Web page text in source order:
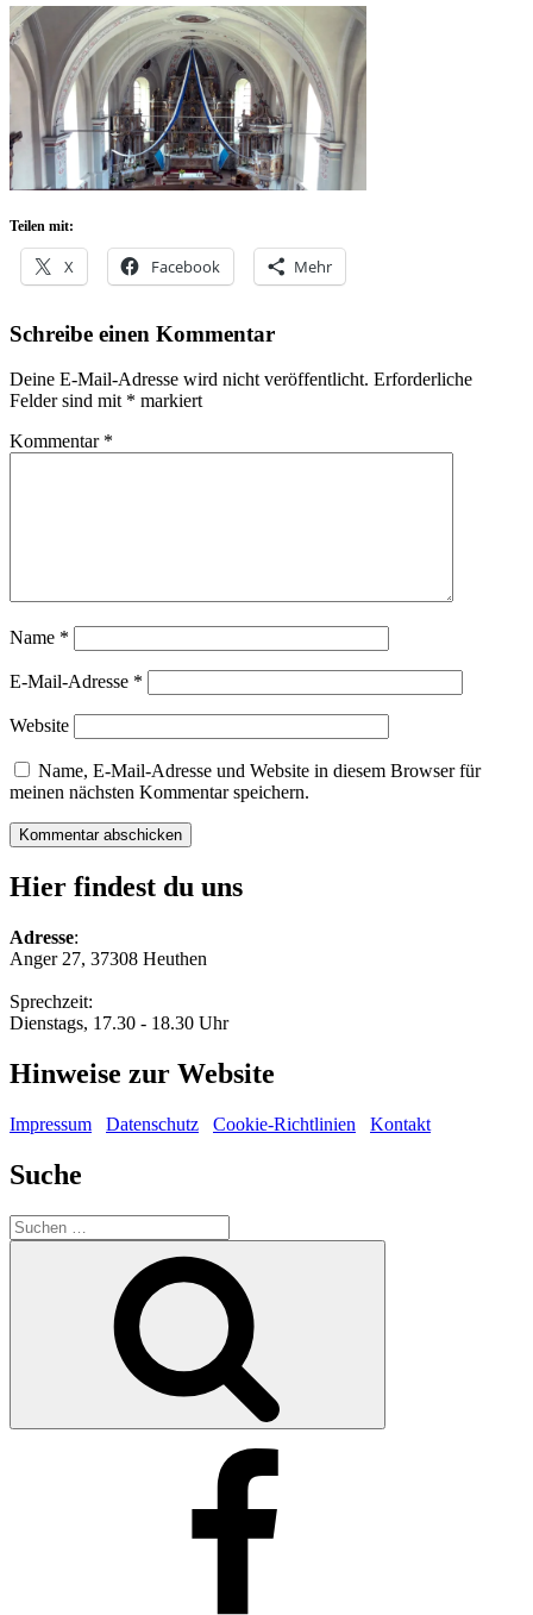
Teilen mit:
X Facebook Mehr
Schreibe einen Kommentar
Deine E-Mail-Adresse wird nicht veröffentlicht. Erforderliche
Felder sind mit * markiert
Kommentar *
Name *
E-Mail-Adresse *
Website
Name, E-Mail-Adresse und Website in diesem Browser für
meinen nächsten Kommentar speichern.
Hier findest du uns
Adresse:
Anger 27, 37308 Heuthen
Sprechzeit:
Dienstags, 17.30 - 18.30 Uhr
Hinweise zur Website
Impressum Datenschutz Cookie-Richtlinien Kontakt
Suche
Suche
nach: